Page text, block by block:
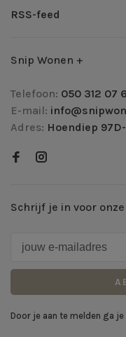
RSS-feed
Snip Wonen +
Telefoon: 050 312 07
E-mail:
Adres: Hoendiep
Schrijf je in voor
Door je aan te melden ga